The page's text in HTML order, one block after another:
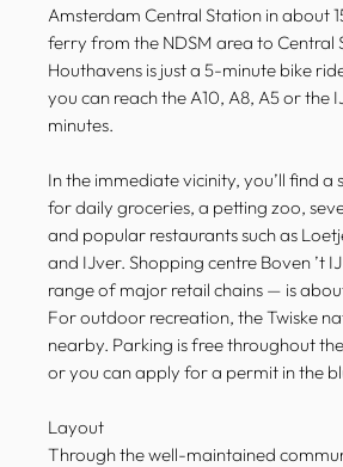
Amsterdam Central Station in about
ferry from the NDSM area to Central
Houthavens is just a 5-minute bike
you can reach the A10, A8, A5 or the
minutes.
In the immediate vicinity, you’ll find a
for daily groceries, a petting zoo,
and popular restaurants such as
and IJver. Shopping centre Boven ’t
range of major retail chains — is
For outdoor recreation, the Twiske
nearby. Parking is free throughout
or you can apply for a permit in the
Layout
Through the well-maintained